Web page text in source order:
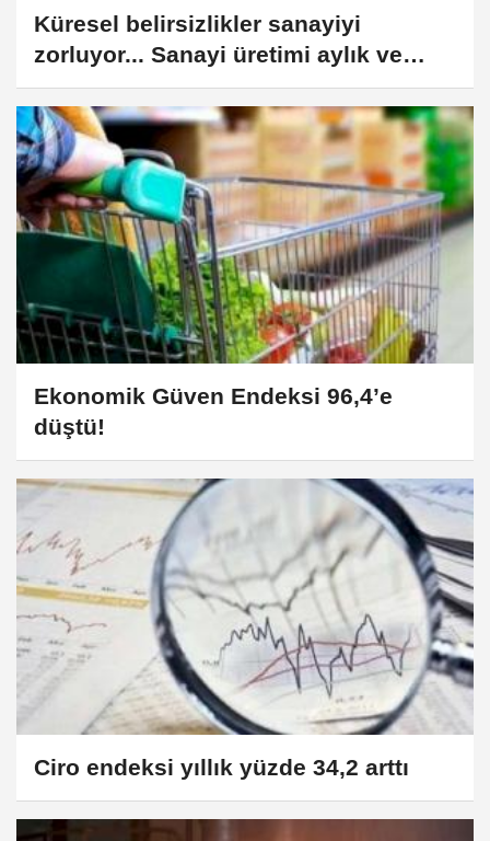
Küresel belirsizlikler sanayiyi
zorluyor... Sanayi üretimi aylık ve
yıllık azalışta
Ekonomik Güven Endeksi 96,4’e
düştü!
Ciro endeksi yıllık yüzde 34,2 arttı